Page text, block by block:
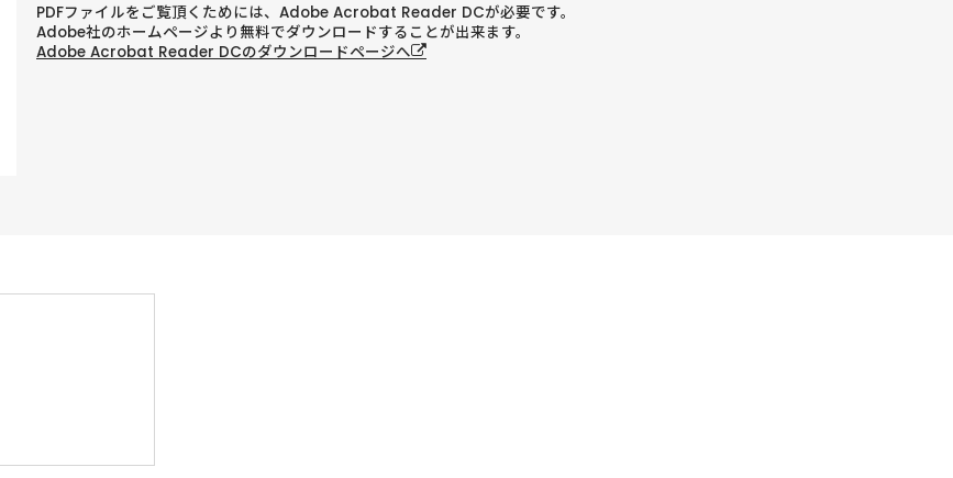
PDFファイルをご覧頂くためには、Adobe Acrobat Reader DCが必要です。
Adobe社のホームページより無料でダウンロードすることが出来ます。
Adobe Acrobat Reader DCのダウンロードページへ